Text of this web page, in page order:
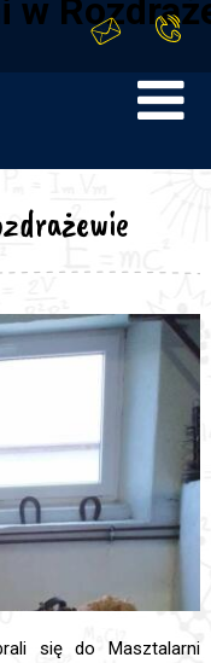
w
się do Masztalarni